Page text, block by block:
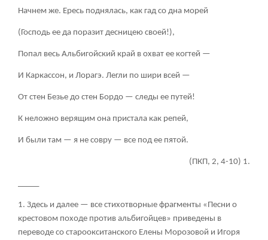
Начнем же. Ересь поднялась, как гад со дна морей
(Господь ее да поразит десницею своей!),
Попал весь Альбигойский край в охват ее когтей —
И Каркассон, и Лорагэ. Легли по шири всей —
От стен Безье до стен Бордо — следы ее путей!
К неложно верящим она пристала как репей,
И были там — я не совру — все под ее пятой.
(ПКП, 2, 4-10) 1.
1. Здесь и далее — все стихотворные фрагменты «Песни о
крестовом походе против альбигойцев» приведены в
переводе со староокситанского Елены Морозовой и Игоря